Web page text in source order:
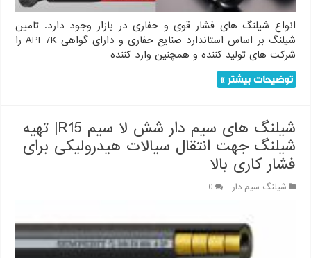
انواع شیلنگ های فشار قوی و حفاری در بازار وجود دارد. تامین
شیلنگ بر اساس استاندارد صنایع حفاری و دارای گواهی API 7K را
شرکت های تولید کننده و همچنین وارد کننده
توضیحات بیشتر »
شیلنگ های سیم دار شش لا سیم R15| تهیه
شیلنگ جهت انتقال سیالات هیدرولیکی برای
فشار کاری بالا
شیلنگ سیم دار 0